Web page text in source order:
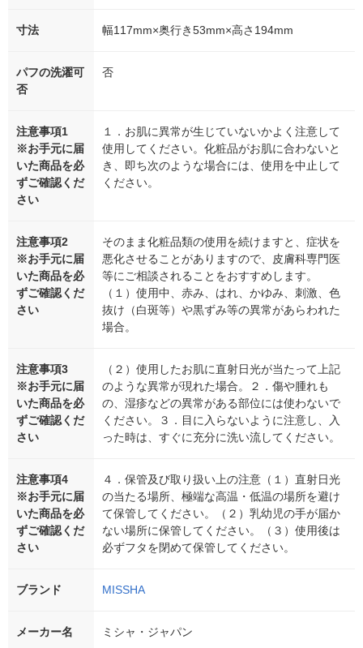
寸法 幅117mm×奥行き53mm×高さ194mm
パフの洗濯可
否
否
注意事項1
※お手元に届
いた商品を必
ずご確認くだ
さい
１．お肌に異常が生じていないかよく注意して
使用してください。化粧品がお肌に合わないと
き、即ち次のような場合には、使用を中止して
ください。
注意事項2
※お手元に届
いた商品を必
ずご確認くだ
さい
そのまま化粧品類の使用を続けますと、症状を
悪化させることがありますので、皮膚科専門医
等にご相談されることをおすすめします。
（１）使用中、赤み、はれ、かゆみ、刺激、色
抜け（白斑等）や黒ずみ等の異常があらわれた
場合。
注意事項3
※お手元に届
いた商品を必
ずご確認くだ
さい
（２）使用したお肌に直射日光が当たって上記
のような異常が現れた場合。２．傷や腫れも
の、湿疹などの異常がある部位には使わないで
ください。３．目に入らないように注意し、入
った時は、すぐに充分に洗い流してください。
注意事項4
※お手元に届
いた商品を必
ずご確認くだ
さい
４．保管及び取り扱い上の注意（１）直射日光
の当たる場所、極端な高温・低温の場所を避け
て保管してください。（２）乳幼児の手が届か
ない場所に保管してください。（３）使用後は
必ずフタを閉めて保管してください。
ブランド MISSHA
メーカー名 ミシャ・ジャパン